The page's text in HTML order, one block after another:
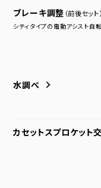
ブレーキ調整 （前後セット）
シティタイプの電動アシスト
水調べ
カセットスプロケット